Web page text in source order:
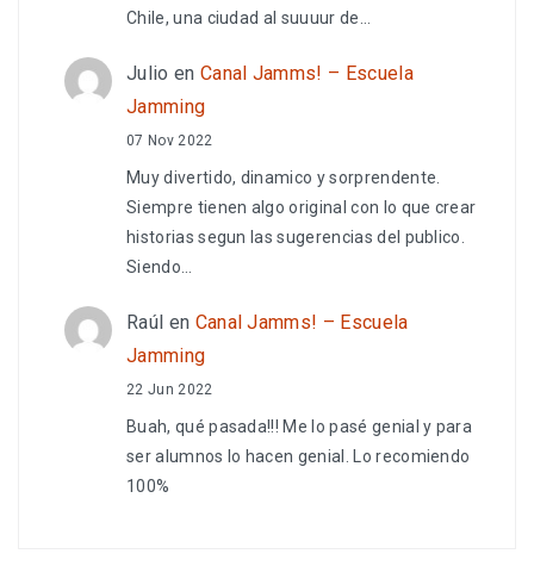
Chile, una ciudad al suuuur de…
Julio en Canal Jamms! – Escuela
Jamming
07 Nov 2022
Muy divertido, dinamico y sorprendente.
Siempre tienen algo original con lo que crear
historias segun las sugerencias del publico.
Siendo…
Raúl en Canal Jamms! – Escuela
Jamming
22 Jun 2022
Buah, qué pasada!!! Me lo pasé genial y para
ser alumnos lo hacen genial. Lo recomiendo
100%